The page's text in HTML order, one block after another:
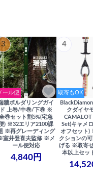
3
ール便
牆ボルダリングガイ
ド 上巻/中巻/下巻 ※
巻セット割5%(宅急
) ※32エリア2100課
※再グレーディング
室井登喜夫監修 ※メ
ール便対応
4,840円
4
取寄もOK
クダイヤ
Set(キャメ
オフセット)
クションの
げる ※取寄
本以上セッ